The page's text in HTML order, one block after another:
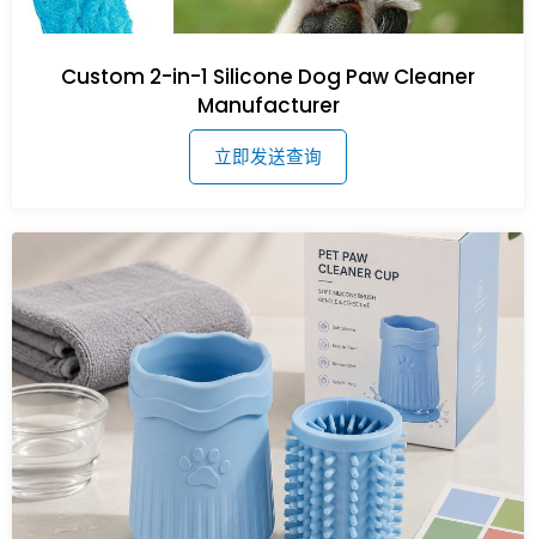
Custom 2-in-1 Silicone Dog Paw Cleaner
Manufacturer
立即发送查询